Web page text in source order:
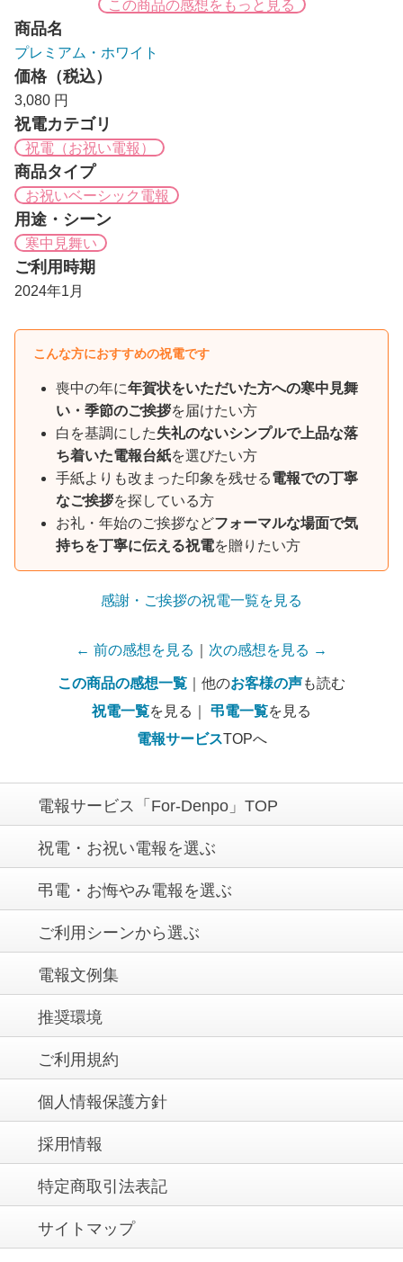
この商品の感想をもっと見る
商品名
プレミアム・ホワイト
価格（税込）
3,080 円
祝電カテゴリ
祝電（お祝い電報）
商品タイプ
お祝いベーシック電報
用途・シーン
寒中見舞い
ご利用時期
2024年1月
こんな方におすすめの祝電です
喪中の年に年賀状をいただいた方への寒中見舞
い・季節のご挨拶を届けたい方
白を基調にした失礼のないシンプルで上品な落
ち着いた電報台紙を選びたい方
手紙よりも改まった印象を残せる電報での丁寧
なご挨拶を探している方
お礼・年始のご挨拶などフォーマルな場面で気
持ちを丁寧に伝える祝電を贈りたい方
感謝・ご挨拶の祝電一覧を見る
← 前の感想を見る 次の感想を見る →
この商品の感想一覧 ｜他のお客様の声も読む
祝電一覧を見る｜ 弔電一覧を見る
電報サービスTOPへ
電報サービス「For-Denpo」TOP
祝電・お祝い電報を選ぶ
弔電・お悔やみ電報を選ぶ
ご利用シーンから選ぶ
電報文例集
推奨環境
ご利用規約
個人情報保護方針
採用情報
特定商取引法表記
サイトマップ